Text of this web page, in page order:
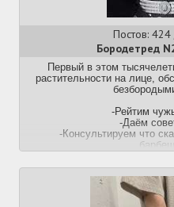
городе, планирую
шрам, хочу
Постов:
Бородетред
Первый в этом
растительности на лице,
-Рейтим
-Даём
-Консультируем что
-Смеёмся над
блядь, пиздуйте со
Прошлый